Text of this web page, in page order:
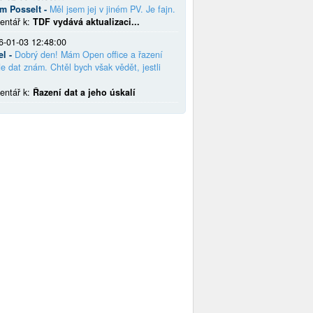
Posselt - Měl jsem jej v jiném PV. Je fajn.
k: TDF vydává aktualizaci...
01-03 12:48:00
- Dobrý den! Mám Open office a řazení
dat znám. Chtěl bych však vědět, jestli
k: Řazení dat a jeho úskalí